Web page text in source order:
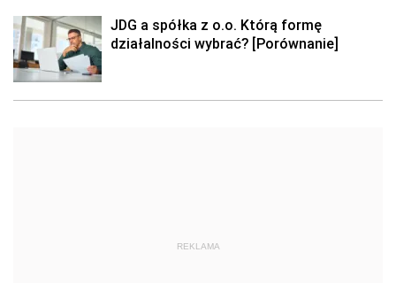
JDG a spółka z o.o. Którą formę
działalności wybrać? [Porównanie]
REKLAMA